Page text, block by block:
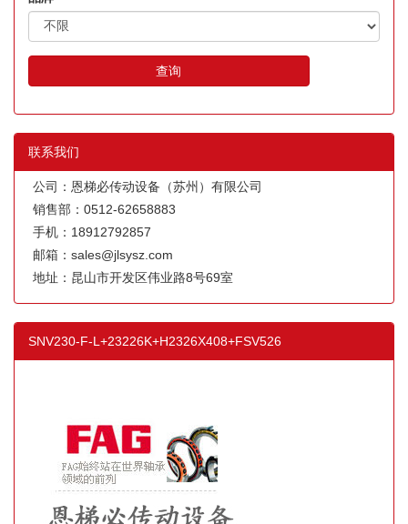
查询
联系我们
公司：恩梯必传动设备（苏州）有限公司
销售部：0512-62658883
手机：18912792857
邮箱：sales@jlsysz.com
地址：昆山市开发区伟业路8号69室
SNV230-F-L+23226K+H2326X408+FSV526